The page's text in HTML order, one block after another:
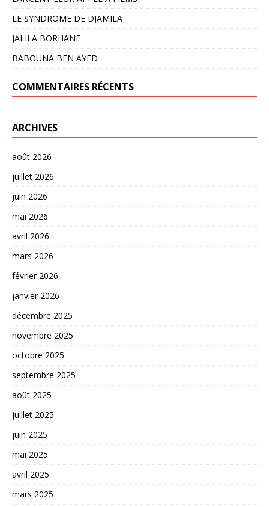
LE SYNDROME DE DJAMILA
JALILA BORHANE
BABOUNA BEN AYED
COMMENTAIRES RÉCENTS
ARCHIVES
août 2026
juillet 2026
juin 2026
mai 2026
avril 2026
mars 2026
février 2026
janvier 2026
décembre 2025
novembre 2025
octobre 2025
septembre 2025
août 2025
juillet 2025
juin 2025
mai 2025
avril 2025
mars 2025